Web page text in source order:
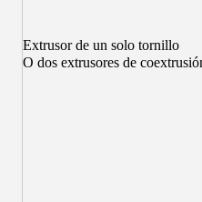
Extrusor de un solo tornillo
O dos extrusores de